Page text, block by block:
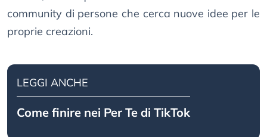
community di persone che cerca nuove idee per le
proprie creazioni.
LEGGI ANCHE
Come finire nei Per Te di TikTok